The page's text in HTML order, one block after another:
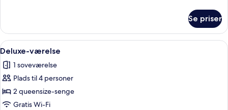
dobbeltværelse
Se priser
Indlæs
alle
billeder
af
Deluxe-
værelse
Et soveværelse med to senge, et
8
Deluxe-værelse
1 soveværelse
Plads til 4 personer
2 queensize-senge
Gratis Wi-Fi